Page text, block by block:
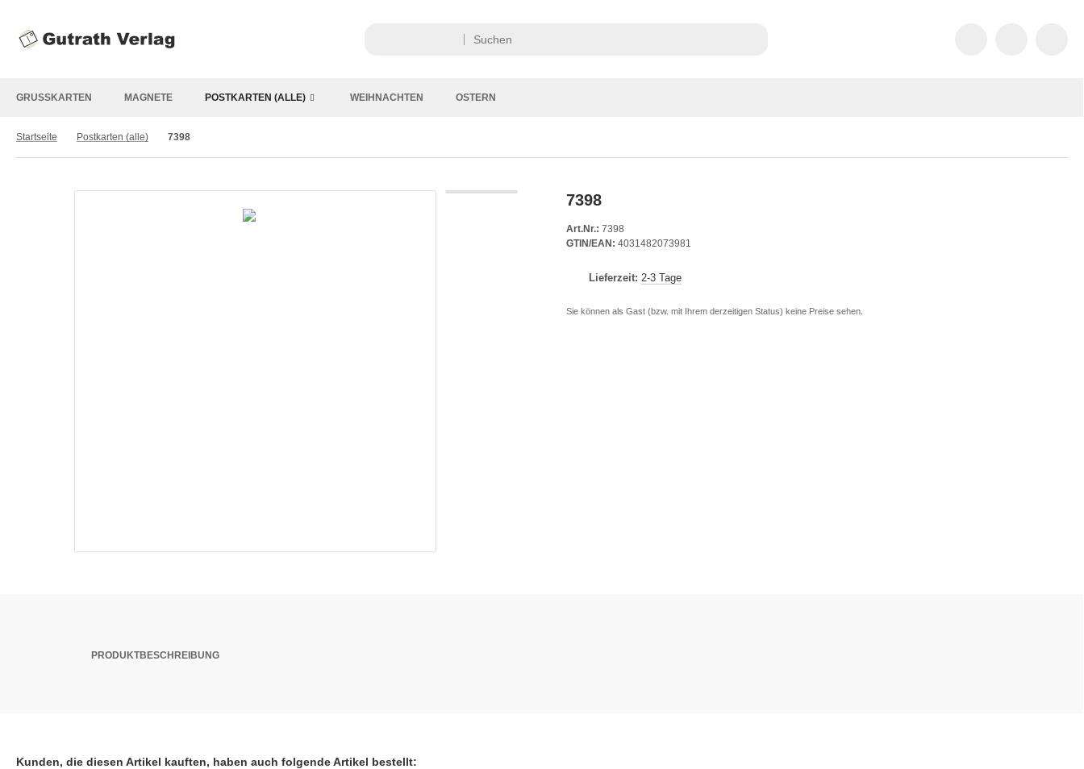
GRUSSKARTEN MAGNETE POSTKARTEN (ALLE) WEIHNACHTEN OSTERN
Startseite Postkarten (alle) 7398
7398
Art.Nr.: 7398
GTIN/EAN: 4031482073981
Lieferzeit: 2-3 Tage
Sie können als Gast (bzw. mit Ihrem derzeitigen Status) keine Preise sehen.
PRODUKTBESCHREIBUNG
Kunden, die diesen Artikel kauften, haben auch folgende Artikel bestellt: